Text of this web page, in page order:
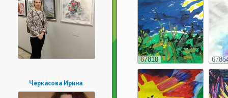
Черкасова Ирина
67818